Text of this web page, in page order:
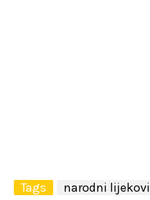
Tags narodni lijekovi